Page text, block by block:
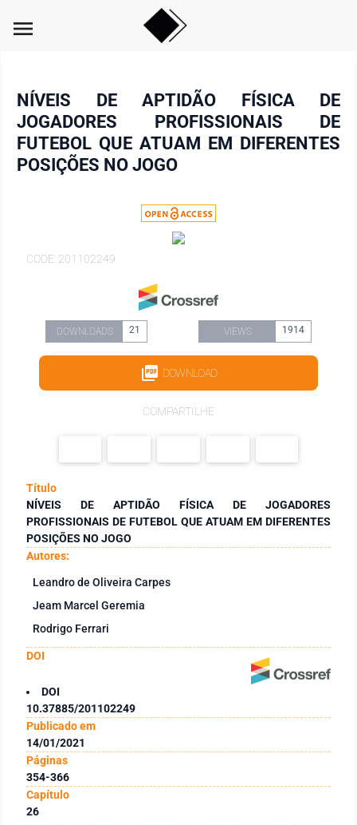
menu
NÍVEIS DE APTIDÃO FÍSICA DE
JOGADORES PROFISSIONAIS DE
FUTEBOL QUE ATUAM EM DIFERENTES
POSIÇÕES NO JOGO
CODE: 201102249
DOWNLOADS 21 VIEWS 1914
DOWNLOAD
COMPARTILHE
Título
NÍVEIS DE APTIDÃO FÍSICA DE JOGADORES
PROFISSIONAIS DE FUTEBOL QUE ATUAM EM DIFERENTES
POSIÇÕES NO JOGO
Autores:
Leandro de Oliveira Carpes
Jeam Marcel Geremia
Rodrigo Ferrari
DOI
DOI
10.37885/201102249
Publicado em
14/01/2021
Páginas
354-366
Capítulo
26